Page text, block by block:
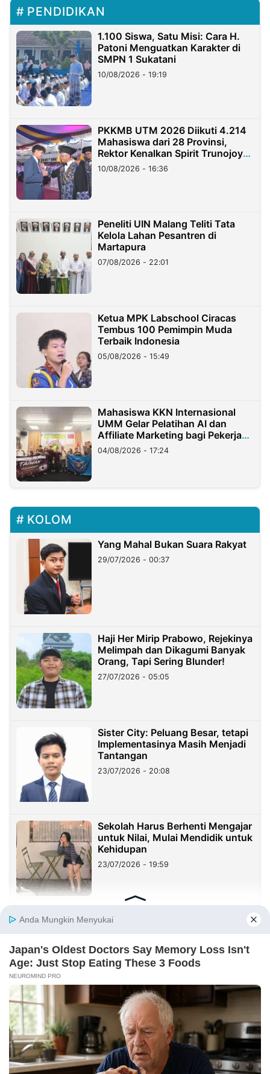
PENDIDIKAN
1.100 Siswa, Satu Misi: Cara H.
Patoni Menguatkan Karakter di
SMPN 1 Sukatani
10/08/2026 - 19:19
PKKMB UTM 2026 Diikuti 4.214
Mahasiswa dari 28 Provinsi,
Rektor Kenalkan Spirit Trunojoyo
Masa Kini
10/08/2026 - 16:36
Peneliti UIN Malang Teliti Tata
Kelola Lahan Pesantren di
Martapura
07/08/2026 - 22:01
Ketua MPK Labschool Ciracas
Tembus 100 Pemimpin Muda
Terbaik Indonesia
05/08/2026 - 15:49
Mahasiswa KKN Internasional
UMM Gelar Pelatihan AI dan
Affiliate Marketing bagi Pekerja
Migran Indonesia di Taiwan
04/08/2026 - 17:24
KOLOM
Yang Mahal Bukan Suara Rakyat
29/07/2026 - 00:37
Haji Her Mirip Prabowo, Rejekinya
Melimpah dan Dikagumi Banyak
Orang, Tapi Sering Blunder!
27/07/2026 - 05:05
Sister City: Peluang Besar, tetapi
Implementasinya Masih Menjadi
Tantangan
23/07/2026 - 20:08
Sekolah Harus Berhenti Mengajar
untuk Nilai, Mulai Mendidik untuk
Kehidupan
23/07/2026 - 19:59
Benang Merah Sindangkasih:
21/07/2026 - 09:22
REDAKSI INFORMASI IKLAN